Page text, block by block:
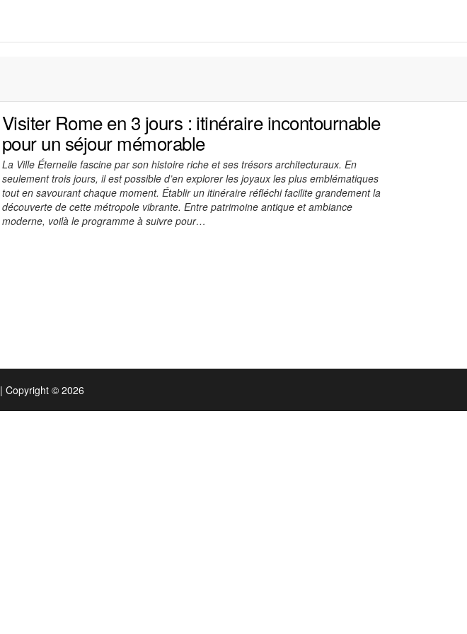
Visiter Rome en 3 jours : itinéraire incontournable
pour un séjour mémorable
La Ville Éternelle fascine par son histoire riche et ses trésors architecturaux. En
seulement trois jours, il est possible d’en explorer les joyaux les plus emblématiques
tout en savourant chaque moment. Établir un itinéraire réfléchi facilite grandement la
découverte de cette métropole vibrante. Entre patrimoine antique et ambiance
moderne, voilà le programme à suivre pour…
| Copyright © 2026